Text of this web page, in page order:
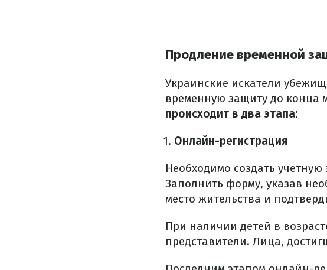
Продление временной
Украинские искатели
временную защиту до конца
происходит в два этапа:
Онлайн-регистрация
Необходимо создать
Заполнить форму, указав
место жительства и
При наличии детей в
представители. Лица,